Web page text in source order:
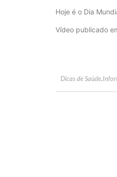
Hoje é o Dia
Vídeo publicado
Dicas de Saúde,